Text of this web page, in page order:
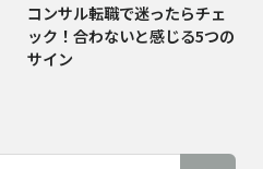
コンサル転職で迷ったらチェ
ック！合わないと感じる5つの
サイン